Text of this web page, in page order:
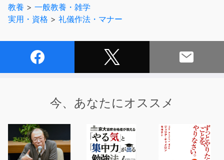
この選択によって、食べログ「全国チョコレート店ランキ
しかしそこから、ディナーを捨て、ランチを捨て、ついに
のガトーショコラ」のお店として、見事な転身を果たした
のです。
教養 > 一般教養・雑学
実用・資格 > 礼儀作法・マナー
今、あなたにオススメ